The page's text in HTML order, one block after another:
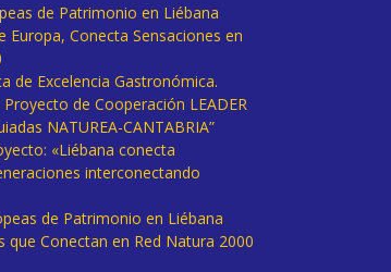
de Patrimonio en Liébana
Europa, Conecta Sensaciones en
de Excelencia Gastronómica.
de Cooperación LEADER
NATUREA-CANTABRIA”
«Liébana conecta
interconectando
de Patrimonio en Liébana
que Conectan en Red Natura 2000